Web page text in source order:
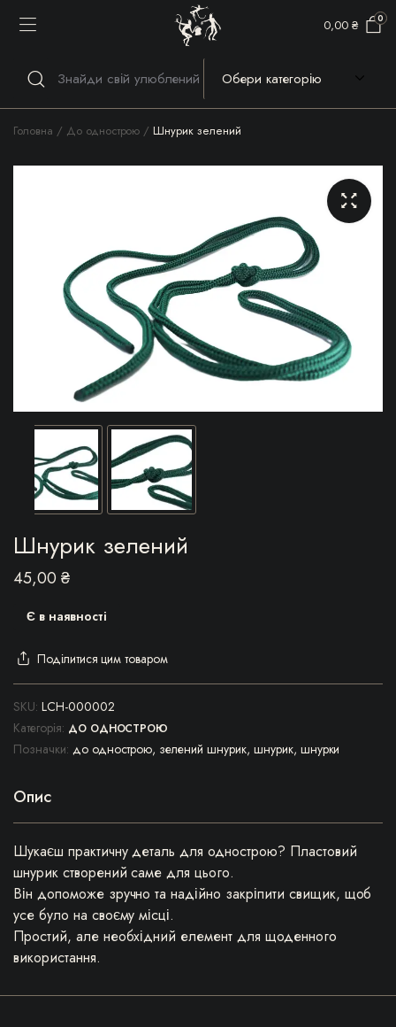
0,00 ₴ 0
Головна До однострою Шнурик зелений
Шнурик зелений
45,00 ₴
Є в наявності
Поділитися цим товаром
SKU: LCH-000002
Категорія: ДО ОДНОСТРОЮ
Позначки: до однострою, зелений шнурик, шнурик, шнурки
Опис
Шукаєш практичну деталь для однострою? Пластовий
шнурик створений саме для цього.
Він допоможе зручно та надійно закріпити свищик, щоб
усе було на своєму місці.
Простий, але необхідний елемент для щоденного
використання.